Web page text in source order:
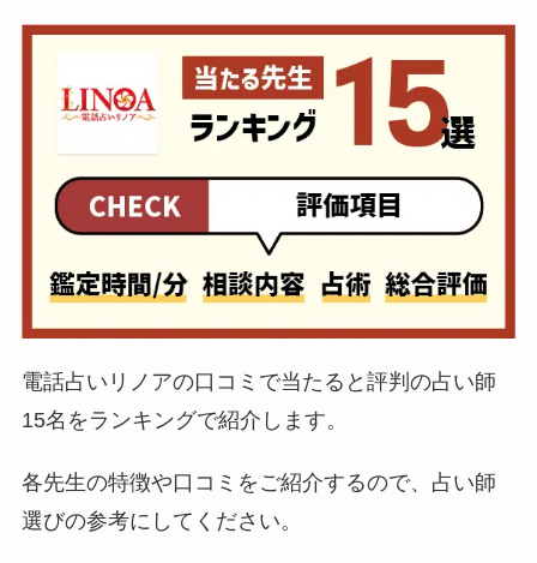
電話占いリノアの口コミで当たると評判の占い師
15名をランキングで紹介します。
各先生の特徴や口コミをご紹介するので、占い師
選びの参考にしてください。